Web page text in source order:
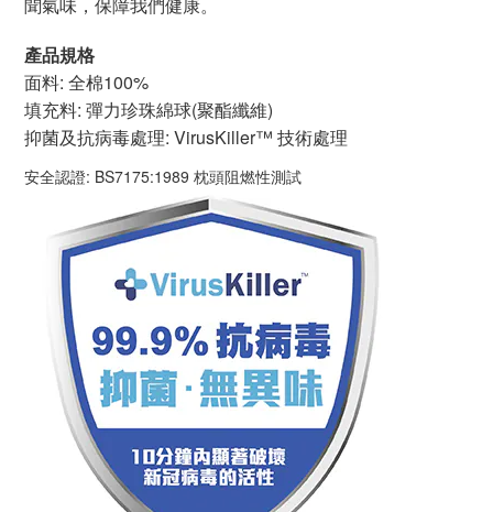
聞氣味，保障我們健康。
產品規格
面料: 全棉100%
填充料: 彈力珍珠綿球(聚酯纖維)
抑菌及抗病毒處理: VirusKiller™ 技術處理
安全認證: BS7175:1989 枕頭阻燃性測試